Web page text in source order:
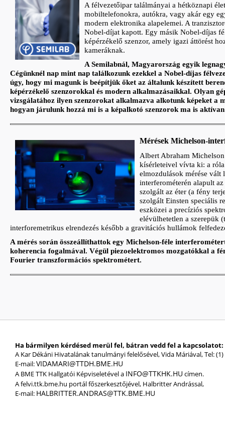
A félvezetőipar találmányai a hétköznapi
mobiltelefonokra, autókra, vagy akár egy
modern elektronika alapelemei. A
Nobel-díjat kapott. Egy másik Nobel-díjas
képérzékelő szenzor, amely igazi áttörést
kameráknak.
A Semilabnál, Magyarország egyik
Cégünknél nap mint nap találkozunk ezekkel a Nobel-díjas
úgy, hogy mi magunk is beépítjük őket az általunk készített
képérzékelő szenzorokkal és modern alkalmazásaikkal. Olyan
vizsgálatához ilyen szenzorokat alkalmazva alkotunk képeket
hogyan járulunk hozzá mi is a képalkotó szenzorok ma is
Mérések Michelson-
Albert Abraham
kísérleteivel vívta ki: a
elmozdulások mérése vált
interferométerén alapult
szolgált az éter (a fény
szolgált Einsten speciális
eszközei a precíziós
elévülhetetlen a szerepük
interforemetrikus elrendezés később a gravitációs hullámok
A mérés során összeállíthattok egy Michelson-féle
koherencia fogalmával. Végül piezoelektromos mozgatókkal a
Fourier transzformációs spektrométert.
Ha bármilyen kérdésed merül fel, bátran vedd fel a kapcsolatot:
A Kar Dékáni Hivatalának tanulmányi felelősével, Vida Máriával, Tel: (1)
E-mail:VIDAMARI@TTDH.BME.HU
A BME TTK Hallgatói Képviseletével a INFO@TTKHK.HU címen.
A felvi.ttk.bme.hu portál főszerkesztőjével, Halbritter Andrással,
E-mail: HALBRITTER.ANDRAS@TTK.BME.HU